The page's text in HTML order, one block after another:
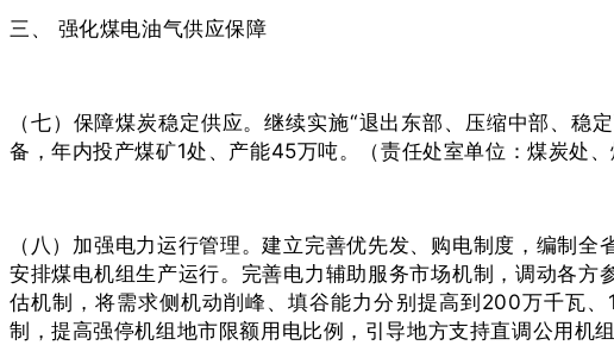
三、 强化煤电油气供应保障
（七）保障煤炭稳定供应。继续实施“退出东部、压缩中部、
备，年内投产煤矿1处、产能45万吨。（责任处室单位：煤炭处、
（八）加强电力运行管理。建立完善优先发、购电制度，编制
安排煤电机组生产运行。完善电力辅助服务市场机制，调动各
估机制，将需求侧机动削峰、填谷能力分别提高到200万千瓦
制，提高强停机组地市限额用电比例，引导地方支持直调公用机